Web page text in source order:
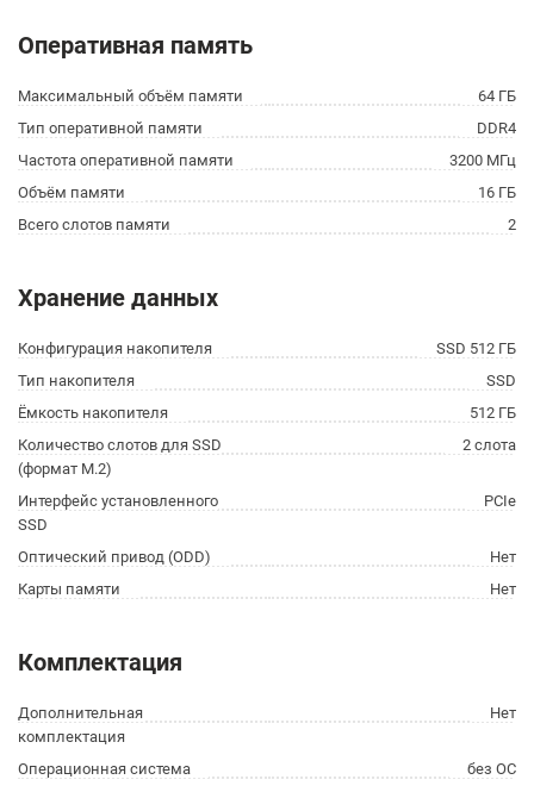
Оперативная память
Максимальный объём памяти
64 ГБ
Тип оперативной памяти
DDR4
Частота оперативной памяти
3200 МГц
Объём памяти
16 ГБ
Всего слотов памяти
2
Хранение данных
Конфигурация накопителя
SSD 512 ГБ
Тип накопителя
SSD
Ёмкость накопителя
512 ГБ
Количество слотов для SSD
(формат M.2)
2 слота
Интерфейс установленного
SSD
PCIe
Оптический привод (ODD)
Нет
Карты памяти
Нет
Комплектация
Дополнительная
комплектация
Нет
Операционная система без ОС